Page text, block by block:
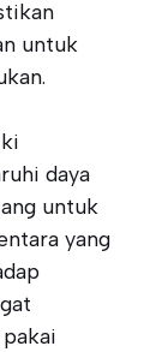
untuk
daya
untuk
yang